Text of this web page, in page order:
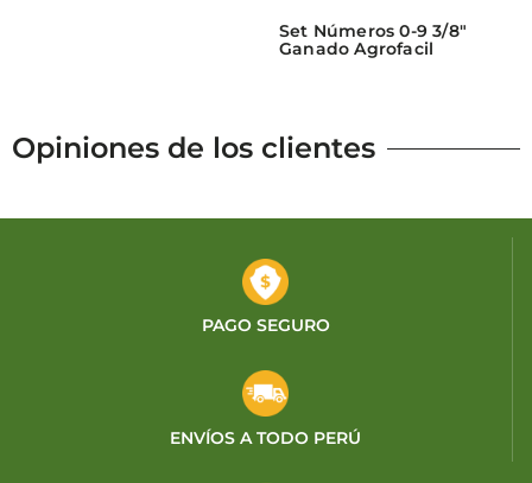
Set Números 0-9 3/8″
Ganado Agrofacil
Opiniones de los clientes
PAGO SEGURO
ENVÍOS A TODO PERÚ